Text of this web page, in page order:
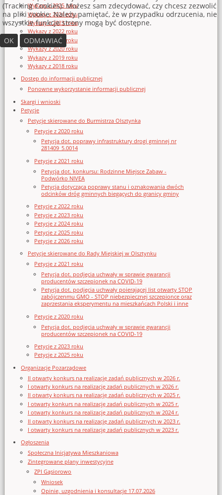
Wykazy z 2025 roku
Wykazy z 2024 roku
Wykazy z 2023 roku
Wykazy z 2022 roku
Wykazy z 2021 roku
Wykazy z 2020 roku
Wykazy z 2019 roku
Wykazy z 2018 roku
Dostęp do informacji publicznej
Ponowne wykorzystanie informacji publicznej
Skargi i wnioski
Petycje
Petycje skierowane do Burmistrza Olsztynka
Petycje z 2020 roku
Petycja dot. poprawy infrastruktury drogi gminnej nr
281409_5.0014
Petycje z 2021 roku
Petycja dot. konkursu: Rodzinne Miejsce Zabaw -
Podwórko NIVEA
Petycja dotycząca poprawy stanu i oznakowania dwóch
odcinków dróg gminnych biegących do granicy gminy
Petycje z 2022 roku
Petycje z 2023 roku
Petycje z 2024 roku
Petycje z 2025 roku
Petycje z 2026 roku
Petycje skierowane do Rady Miejskiej w Olsztynku
Petycje z 2021 roku
Petycja dot. podjęcia uchwały w sprawie gwarancji
producentów szczepionek na COVID-19
Petycja dot. podjęcia uchwały poierającej list otwarty STOP
zabójczenmu GMO - STOP niebezpiecznej szczepionce oraz
zaprzestania eksperymentu na mieszkańcach Polski i inne
Petycje z 2020 roku
Petycja dot. podjęcia uchwały w sprawie gwarancji
producentów szczepionek na COVID-19
Petycje z 2023 roku
Petycje z 2025 roku
Organizacje Pozarządowe
II otwarty konkurs na realizację zadań publicznych w 2026 r.
I otwarty konkurs na realizację zadań publicznych w 2026 r.
II otwarty konkurs na realizację zadań publicznych w 2025 r.
I otwarty konkurs na realizację zadań publicznych w 2025 r.
I otwarty konkurs na realizację zadań publicznych w 2024 r.
II otwarty konkurs na realizację zadań publicznych w 2023 r.
I otwarty konkurs na realizację zadań publicznych w 2023 r.
Ogłoszenia
Społeczna Inicjatywa Mieszkaniowa
Zintegrowane plany inwestycyjne
ZPI Gąsiorowo
Wniosek
Opinie, uzgodnienia i konsultacje 17.07.2026
(Tracking Cookies). Możesz sam zdecydować, czy chcesz zezwolić
na pliki cookie. Należy pamiętać, że w przypadku odrzucenia, nie
wszystkie funkcje strony mogą być dostępne.
OK
ODMAWIAĆ